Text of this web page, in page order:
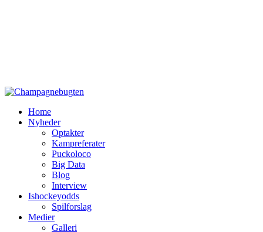
Home
Nyheder
Optakter
Kampreferater
Puckoloco
Big Data
Blog
Interview
Ishockeyodds
Spilforslag
Medier
Galleri